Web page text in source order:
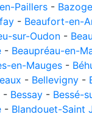
Paillers -
- Beaufort-en-
sur-Oudon -
- Beaupréau-en-
en-Mauges -
- Bellevigny -
- Bessay - Bessé-
- Blandouet-Saint